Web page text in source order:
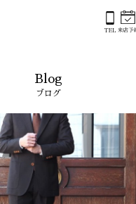
Blog
ブログ